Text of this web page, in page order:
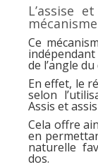
L’assise
Ce
indépendant
de l’angle
En effet, le
selon
Assis et
Cela offre
en
naturelle
dos.